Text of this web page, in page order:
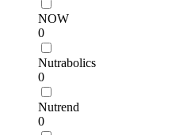
NOW
0
Nutrabolics
0
Nutrend
0